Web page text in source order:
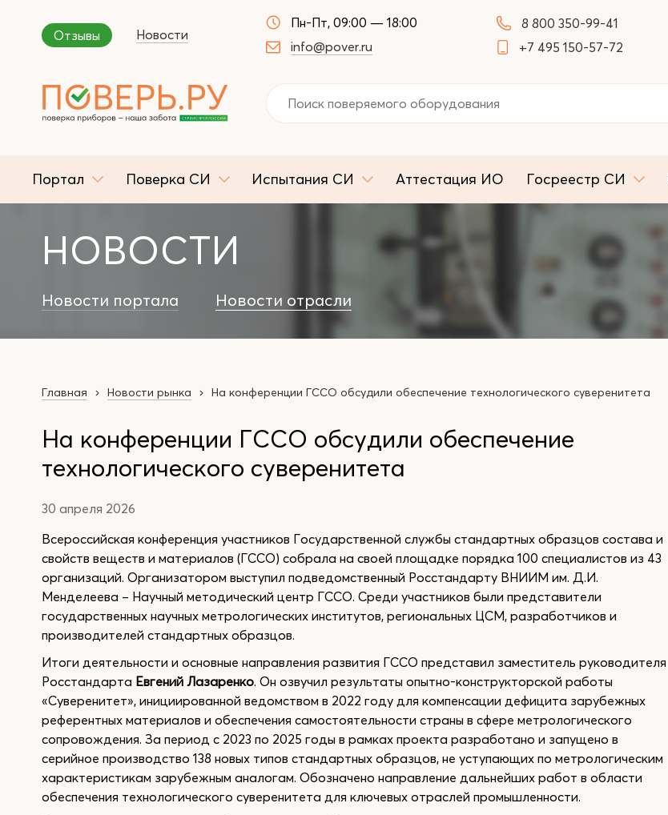
Отзывы Новости
Пн-Пт, 09:00 — 18:00
info@pover.ru
8 800 350-99-41
+7 495 150-57-72
Портал Поверка СИ Испытания СИ Аттестация ИО Госреестр СИ
НОВОСТИ
Новости портала Новости отрасли
Главная Новости рынка На конференции ГССО обсудили обеспечение технологического суверенитета
На конференции ГССО обсудили обеспечение
технологического суверенитета
30 апреля 2026
Всероссийская конференция участников Государственной службы стандартных образцов состава и
свойств веществ и материалов (ГССО) собрала на своей площадке порядка 100 специалистов из 43
организаций. Организатором выступил подведомственный Росстандарту ВНИИМ им. Д.И.
Менделеева – Научный методический центр ГССО. Среди участников были представители
государственных научных метрологических институтов, региональных ЦСМ, разработчиков и
производителей стандартных образцов.
Итоги деятельности и основные направления развития ГССО представил заместитель руководителя
Росстандарта Евгений Лазаренко. Он озвучил результаты опытно-конструкторской работы
«Суверенитет», инициированной ведомством в 2022 году для компенсации дефицита зарубежных
референтных материалов и обеспечения самостоятельности страны в сфере метрологического
сопровождения. За период с 2023 по 2025 годы в рамках проекта разработано и запущено в
серийное производство 138 новых типов стандартных образцов, не уступающих по метрологическим
характеристикам зарубежным аналогам. Обозначено направление дальнейших работ в области
обеспечения технологического суверенитета для ключевых отраслей промышленности.